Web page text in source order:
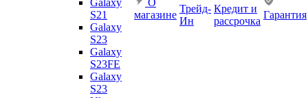
Galaxy
S21
Galaxy
S23
Galaxy
S23FE
Galaxy
S23
О
магазине
Трейд-
Ин
Кредит и
рассрочка
Гарантия